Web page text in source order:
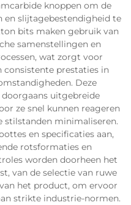
knoppen om de
en slijtagebestendigheid te
bits maken gebruik van
samenstellingen en
wat zorgt voor
consistente prestaties in
Deze
uitgebreide
ze snel kunnen reageren
stilstanden minimaliseren.
en specificaties aan,
rotsformaties en
worden doorheen het
van de selectie van ruwe
het product, om ervoor
strikte industrie-normen.